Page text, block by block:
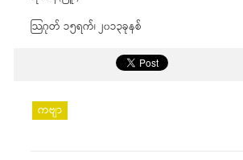
သြဂုတ် ၁၅ရက်၊ ၂၀၁၃ခုနစ်
ကဗျာ